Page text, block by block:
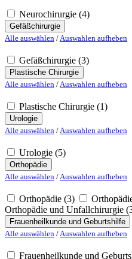
Neurochirurgie (4)
Gefäßchirurgie
Alle auswählen / Auswahlen aufheben
Gefäßchirurgie (3)
Plastische Chirurgie
Alle auswählen / Auswahlen aufheben
Plastische Chirurgie (1)
Urologie
Alle auswählen / Auswahlen aufheben
Urologie (5)
Orthopädie
Alle auswählen / Auswahlen aufheben
Orthopädie (3)
Orthopädie und Unfallchirurgie
Frauenheilkunde und Geburtshilfe
Alle auswählen / Auswahlen aufheben
Frauenheilkunde und